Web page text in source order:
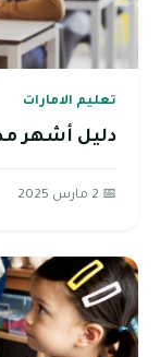
تعليم الامارات
دليل أشهر
📅 2 مارس 2025